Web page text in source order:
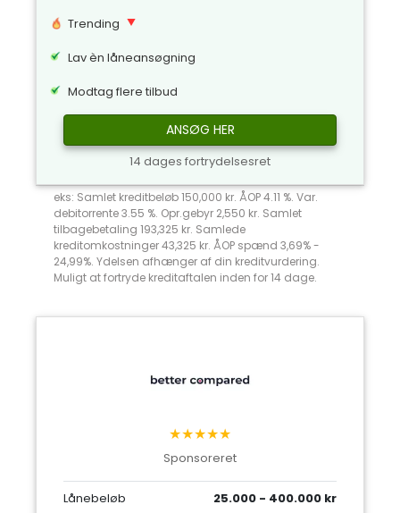
Trending
Lav èn låneansøgning
Modtag flere tilbud
ANSØG HER
14 dages fortrydelsesret
eks: Samlet kreditbeløb 150,000 kr. ÅOP 4.11 %. Var.
debitorrente 3.55 %. Opr.gebyr 2,550 kr. Samlet
tilbagebetaling 193,325 kr. Samlede
kreditomkostninger 43,325 kr. ÅOP spænd 3,69% -
24,99%. Ydelsen afhænger af din kreditvurdering.
Muligt at fortryde kreditaftalen inden for 14 dage.
★★★★★
Sponsoreret
Lånebeløb 25.000 - 400.000 kr